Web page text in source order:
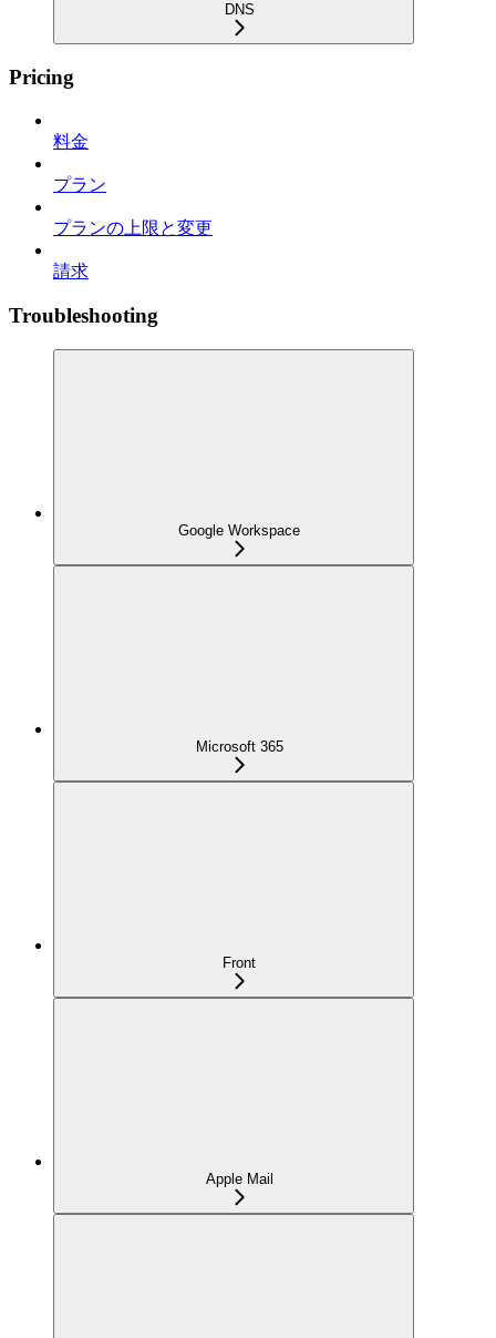
DNS
Pricing
料金
プラン
プランの上限と変更
請求
Troubleshooting
Google Workspace
Microsoft 365
Front
Apple Mail